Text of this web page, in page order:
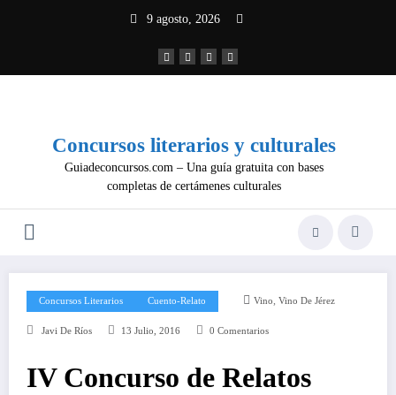
9 agosto, 2026
Concursos literarios y culturales
Guiadeconcursos.com – Una guía gratuita con bases
completas de certámenes culturales
Concursos Literarios Cuento-Relato Vino, Vino De Jérez
Javi De Ríos 13 Julio, 2016 0 Comentarios
IV Concurso de Relatos